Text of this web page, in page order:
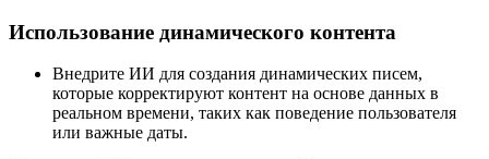
Использование динамического контента
Внедрите ИИ для создания динамических писем,
которые корректируют контент на основе данных в
реальном времени, таких как поведение пользователя
или важные даты.